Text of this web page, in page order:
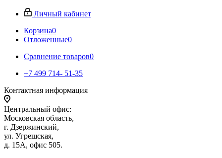
Личный кабинет
Корзина0
Отложенные0
Сравнение товаров0
+7 499 714- 51-35
Контактная информация
Центральный офис:
Московская область,
г. Дзержинский,
ул. Угрешская,
д. 15А, офис 505.